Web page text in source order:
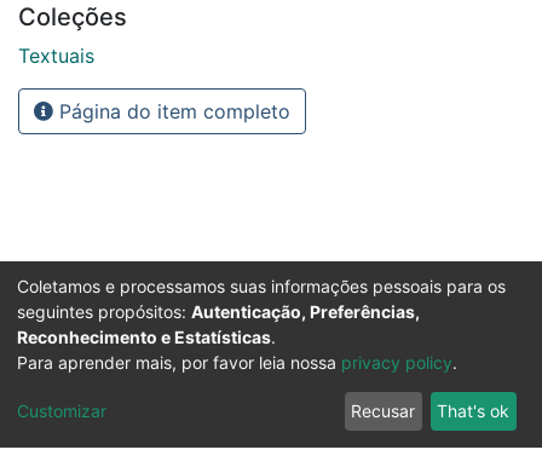
Coleções
Textuais
Página do item completo
Coletamos e processamos suas informações pessoais para os
seguintes propósitos: Autenticação, Preferências,
Reconhecimento e Estatísticas.
Para aprender mais, por favor leia nossa privacy policy.
Customizar Recusar That's ok